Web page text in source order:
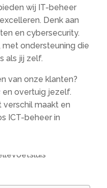
wij IT-beheer
Denk aan
en cybersecurity.​
met ondersteuning die
als jij zelf.​
van onze klanten?
en overtuig jezelf.​
maakt en
ICT-beheer in